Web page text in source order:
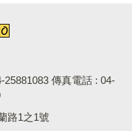
傳真電話 : 04-
路1之1號